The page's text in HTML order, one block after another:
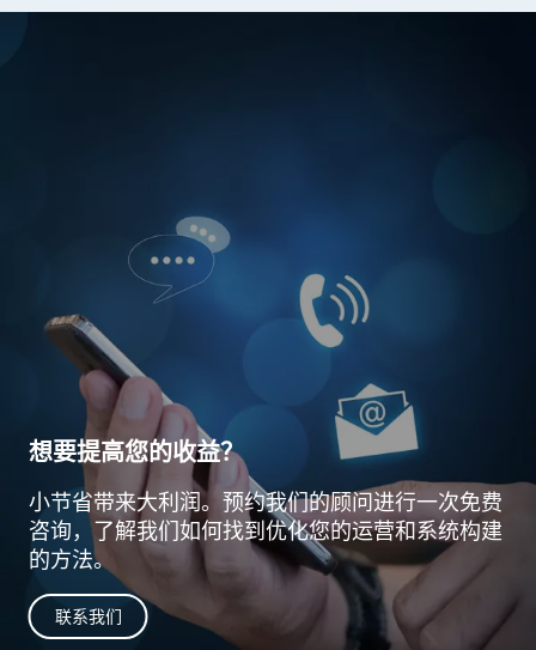
想要提高您的收益？
小节省带来大利润。预约我们的顾问进行一次免费
咨询，了解我们如何找到优化您的运营和系统构建
的方法。
联系我们